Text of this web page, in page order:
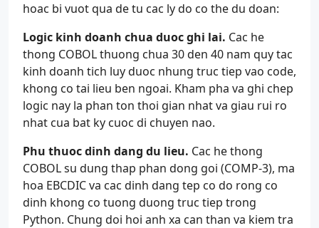
hoac bi vuot qua de tu cac ly do co the du doan:
Logic kinh doanh chua duoc ghi lai. Cac he
thong COBOL thuong chua 30 den 40 nam quy tac
kinh doanh tich luy duoc nhung truc tiep vao code,
khong co tai lieu ben ngoai. Kham pha va ghi chep
logic nay la phan ton thoi gian nhat va giau rui ro
nhat cua bat ky cuoc di chuyen nao.
Phu thuoc dinh dang du lieu. Cac he thong
COBOL su dung thap phan dong goi (COMP-3), ma
hoa EBCDIC va cac dinh dang tep co do rong co
dinh khong co tuong duong truc tiep trong
Python. Chung doi hoi anh xa can than va kiem tra